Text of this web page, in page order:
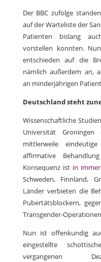
Der BBC zufolge
auf der Warteliste der
Patienten bislang
vorstellen konnten.
entschieden auf die
nämlich außerdem an,
an minderjährigen
Deutschland steht
Wissenschaftliche
Universität
mittlerweile
affirmative
Konsequenz ist in
Schweden, Finnland,
Länder verbieten die
Pubertätsblockern,
Transgender-
Nun ist offenkundig
eingestellte
vergangenen